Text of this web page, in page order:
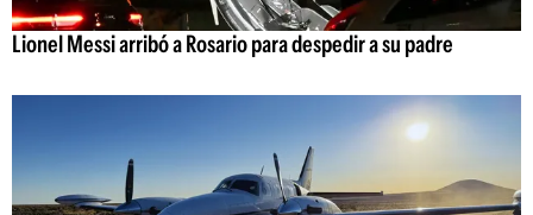
Lionel Messi arribó a Rosario para despedir a su padre